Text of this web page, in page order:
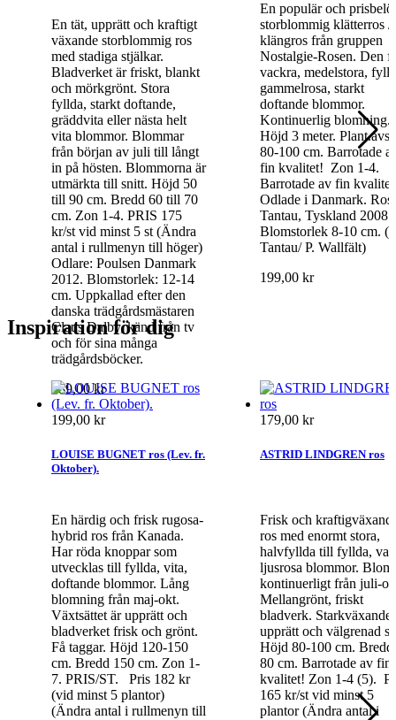
En tät, upprätt och kraftigt
växande storblommig ros
med stadiga stjälkar.
Bladverket är friskt, blankt
och mörkgrönt. Stora
fyllda, starkt doftande,
gräddvita eller nästa helt
vita blommor. Blommar
från början av juli till långt
in på hösten. Blommorna är
utmärkta till snitt. Höjd 50
till 90 cm. Bredd 60 till 70
cm. Zon 1-4. PRIS 175
kr/st vid minst 5 st (Ändra
antal i rullmenyn till höger)
Odlare: Poulsen Danmark
2012. Blomstorlek: 12-14
cm. Uppkallad efter den
danska trädgårdsmästaren
Claus Dalby, känd från tv
och för sina många
trädgårdsböcker.
189,00 kr
En populär och
storblommig klätterros /
klängros från gruppen
Nostalgie-Rosen. Den
vackra, medelstora,
gammelrosa, starkt
doftande blommor.
Kontinuerlig blomning.
Höjd 3 meter.
80-100 cm. Barrotade
fin kvalitet! Zon 1-4.
Barrotade av fin
Odlade i Danmark.
Tantau, Tyskland 2008.
Blomstorlek 8-10 cm.
Tantau/ P. Wallfält)
199,00 kr
Inspiration för dig
199,00 kr
LOUISE BUGNET ros (Lev. fr.
Oktober).
En härdig och frisk rugosa-
hybrid ros från Kanada.
Har röda knoppar som
utvecklas till fyllda, vita,
doftande blommor. Lång
blomning från maj-okt.
Växtsättet är upprätt och
bladverket frisk och grönt.
Få taggar. Höjd 120-150
cm. Bredd 150 cm. Zon 1-
7. PRIS/ST. Pris 182 kr
(vid minst 5 plantor)
(Ändra antal i rullmenyn till
179,00 kr
ASTRID LINDGREN ros
Frisk och
ros med enormt stora,
halvfyllda till fyllda,
ljusrosa blommor.
kontinuerligt från juli-
Mellangrönt, friskt
bladverk. Starkväxande,
upprätt och välgrenad
Höjd 80-100 cm. Bredd
80 cm. Barrotade av fin
kvalitet! Zon 1-4 (5).
165 kr/st vid minst 5
plantor (Ändra antal i